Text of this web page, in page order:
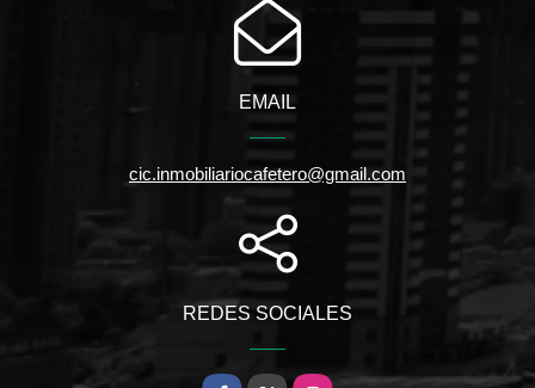
EMAIL
cic.inmobiliariocafetero@gmail.com
REDES SOCIALES